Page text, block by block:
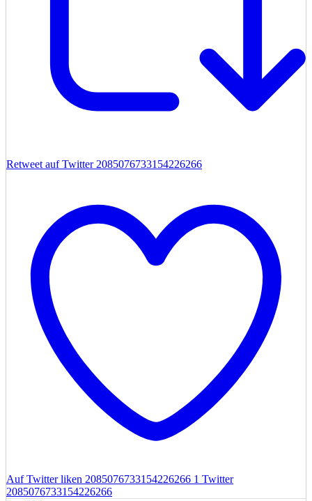
Retweet auf Twitter 2085076733154226266
Auf Twitter liken 2085076733154226266 1 Twitter
2085076733154226266